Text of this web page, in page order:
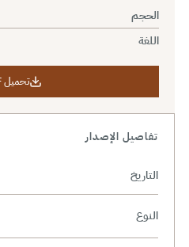
الحجم
اللغة
تحميل PDF
تفاصيل الإصدار
التاريخ
النوع